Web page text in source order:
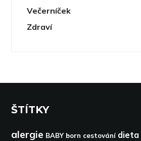
Večerníček
Zdraví
ŠTÍTKY
alergie BABY born cestování dieta